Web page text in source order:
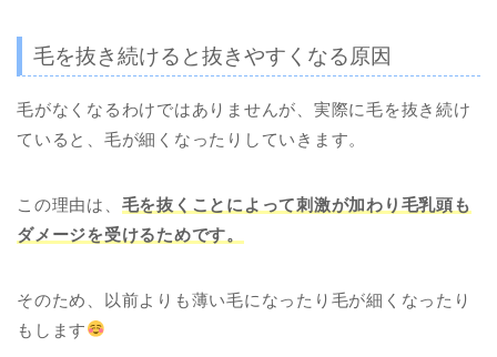
毛を抜き続けると抜きやすくなる原因
毛がなくなるわけではありませんが、実際に毛を抜き続け
ていると、毛が細くなったりしていきます。
この理由は、 毛を抜くことによって刺激が加わり毛乳頭も
ダメージを受けるためです。
そのため、以前よりも薄い毛になったり毛が細くなったり
もします